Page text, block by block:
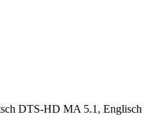
DTS-HD MA 5.1,